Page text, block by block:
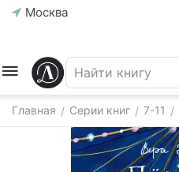
Москва
Главная / Серии книг / 7-11 /